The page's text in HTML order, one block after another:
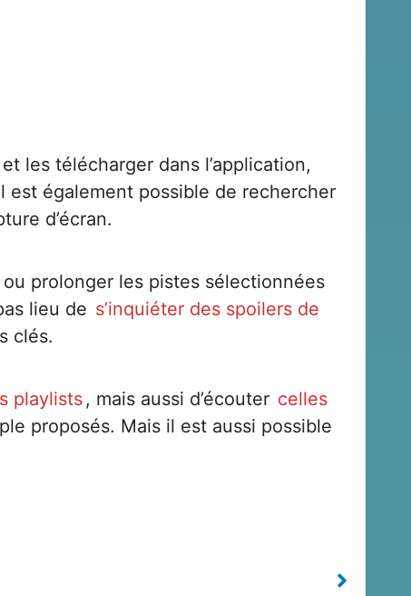
les télécharger dans l’application,
également possible de rechercher
d’écran.
prolonger les pistes sélectionnées
lieu de s’inquiéter des spoilers de
clés.
playlists , mais aussi d’écouter celles
proposés. Mais il est aussi possible